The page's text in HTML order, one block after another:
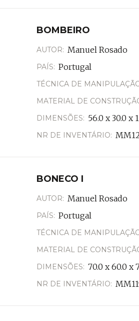
BOMBEIRO
AUTOR: Manuel Rosado
PAÍS: Portugal
TÉCNICA DE
MATERIAL DE
DIMENSÕES: 56.0 x 30.0 x
NR DE INVENTÁRIO:
BONECO I
AUTOR: Manuel Rosado
PAÍS: Portugal
TÉCNICA DE
MATERIAL DE
DIMENSÕES: 70.0 x 60.0 x
NR DE INVENTÁRIO: